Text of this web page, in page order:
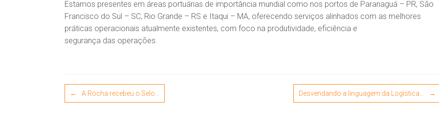
Estamos presentes em áreas portuárias de importância mundial como nos portos de Paranaguá – PR, São
Francisco do Sul – SC, Rio Grande – RS e Itaqui – MA, oferecendo serviços alinhados com as melhores
práticas operacionais atualmente existentes, com foco na produtividade, eficiência e
segurança das operações.
Post navigation
← A Rocha recebeu o Selo… Desvendando a linguagem da Logística… →